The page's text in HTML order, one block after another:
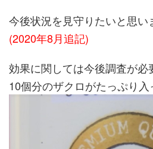
今後状況を見守りたいと思い
(2020年8月追記)
効果に関しては今後調査が必
10個分のザクロがたっぷり